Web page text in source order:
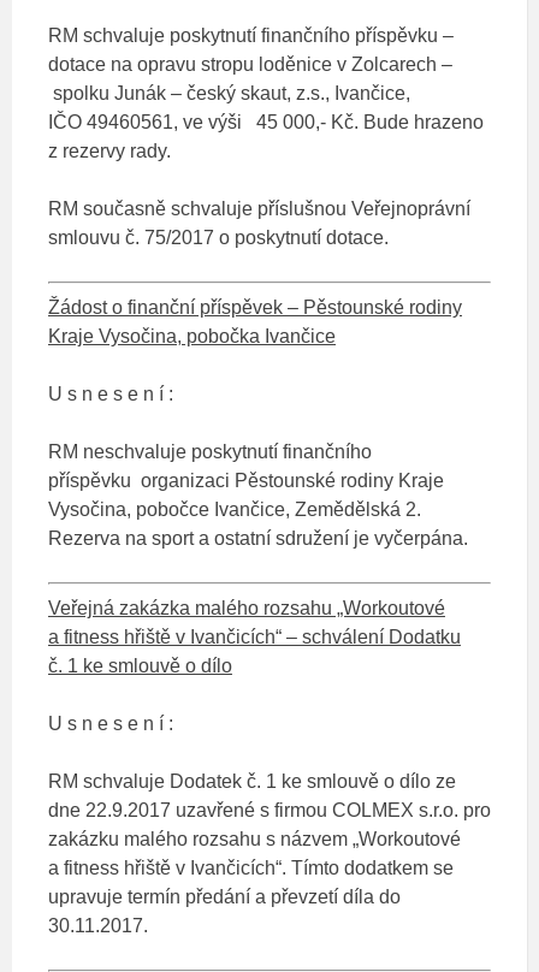
RM schvaluje poskytnutí finančního příspěvku –
dotace na opravu stropu loděnice v Zolcarech –
spolku Junák – český skaut, z.s., Ivančice,
IČO 49460561, ve výši 45 000,- Kč. Bude hrazeno
z rezervy rady.
RM současně schvaluje příslušnou Veřejnoprávní
smlouvu č. 75/2017 o poskytnutí dotace.
Žádost o finanční příspěvek – Pěstounské rodiny
Kraje Vysočina, pobočka Ivančice
U s n e s e n í :
RM neschvaluje poskytnutí finančního
příspěvku organizaci Pěstounské rodiny Kraje
Vysočina, pobočce Ivančice, Zemědělská 2.
Rezerva na sport a ostatní sdružení je vyčerpána.
Veřejná zakázka malého rozsahu „Workoutové
a fitness hřiště v Ivančicích“ – schválení Dodatku
č. 1 ke smlouvě o dílo
U s n e s e n í :
RM schvaluje Dodatek č. 1 ke smlouvě o dílo ze
dne 22.9.2017 uzavřené s firmou COLMEX s.r.o. pro
zakázku malého rozsahu s názvem „Workoutové
a fitness hřiště v Ivančicích“. Tímto dodatkem se
upravuje termín předání a převzetí díla do
30.11.2017.